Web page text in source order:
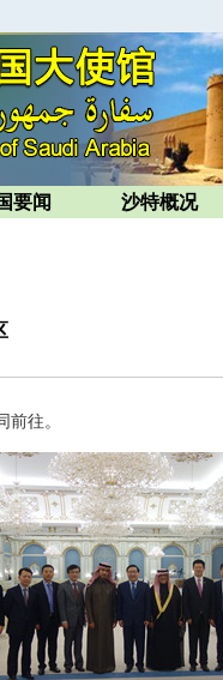
要闻 沙特概况
往。